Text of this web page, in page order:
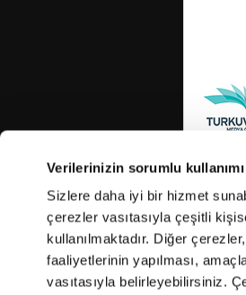
Verilerinizin sorumlu kullanımı
Sizlere daha iyi bir hizmet
çerezler vasıtasıyla çeşitli
kullanılmaktadır. Diğer
faaliyetlerinin yapılması,
vasıtasıyla belirleyebilirsiniz.